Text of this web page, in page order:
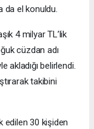
da el konuldu.
4 milyar TL’lik
cüzdan adı
belirlendi.
takibini
edilen 30 kişiden